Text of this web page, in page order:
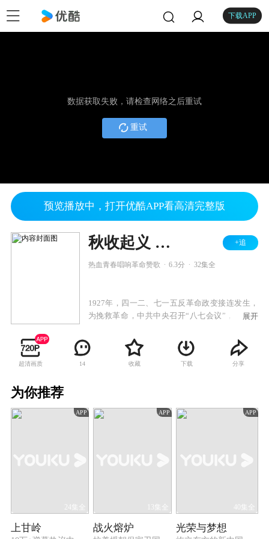
下载APP
数据获取失败，请检查网络之后重试
重试
预览播放中，打开优酷APP看高清完整版
秋收起义 DVD版 +追
热血青春唱响革命赞歌 6.3分 32集全
1927年，四一二、七一五反革命政变接连发生，
为挽救革命，中共中央召开“八七会议”，决定委
日，毛泽东宣布起义，亲率工农革命军第一师第
三团首战告捷，胜利占领白沙镇、东门市等地。
但很快各团进攻都遭到严重挫折，毛泽东当机立
队的绝对领导。1928年4月28日，毛泽东率领的秋
展开
超清画质 14 收藏 下载 分享
为你推荐
APP
24集全
上甘岭
APP
13集全
战火熔炉
APP
40集全
光荣与梦想